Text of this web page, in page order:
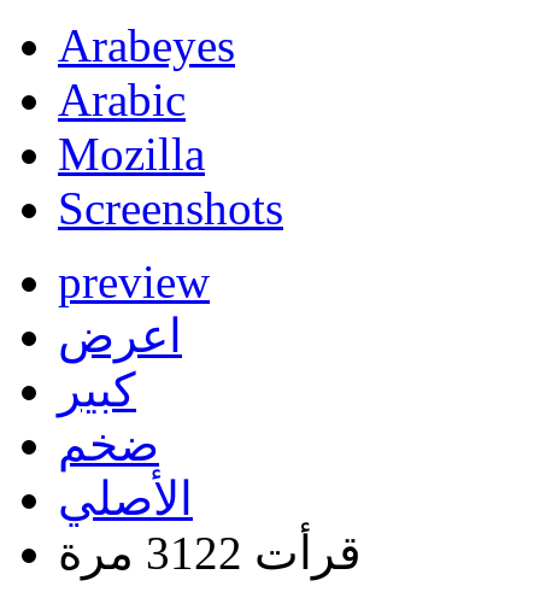
Arabeyes
Arabic
Mozilla
Screenshots
preview
اعرض
كبير
ضخم
الأصلي
قرأت 3122 مرة